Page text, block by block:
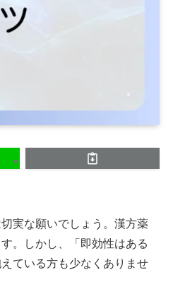
実な願いでしょう。漢方薬
。しかし、「即効性はある
ている方も少なくありませ